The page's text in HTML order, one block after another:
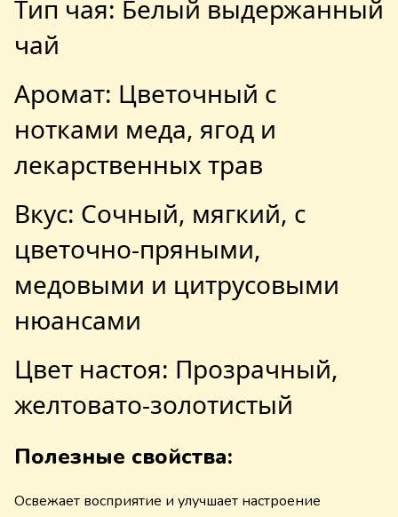
Тип чая: Белый выдержанный
чай
Аромат: Цветочный с
нотками меда, ягод и
лекарственных трав
Вкус: Сочный, мягкий, с
цветочно-пряными,
медовыми и цитрусовыми
нюансами
Цвет настоя: Прозрачный,
желтовато-золотистый
Полезные свойства:
Освежает восприятие и улучшает настроение